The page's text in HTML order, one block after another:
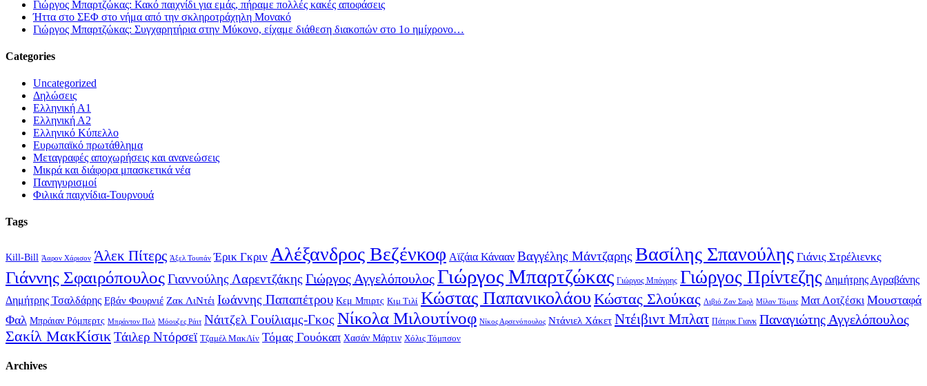
Γιώργος Μπαρτζώκας: Κακό παιχνίδι για εμάς, πήραμε πολλές κακές αποφάσεις
Ήττα στο ΣΕΦ στο νήμα από την σκληροτράχηλη Μονακό
Γιώργος Μπαρτζώκας: Συγχαρητήρια στην Μύκονο, είχαμε διάθεση διακοπών στο 1ο ημίχρονο…
Categories
Uncategorized
Δηλώσεις
Ελληνική Α1
Ελληνική Α2
Ελληνικό Κύπελλο
Ευρωπαϊκό πρωτάθλημα
Μεταγραφές αποχωρήσεις και ανανεώσεις
Μικρά και διάφορα μπασκετικά νέα
Πανηγυρισμοί
Φιλικά παιχνίδια-Τουρνουά
Tags
Kill-Bill Άαρον Χάρισον Άλεκ Πίτερς Άξελ Τουπάν Έρικ Γκριν Αλέξανδρος Βεζένκοφ Αϊζάια Κάνααν Βαγγέλης Μάντζαρης Βασίλης Σπανούλης Γιάνις Στρέλιενκς
Γιάννης ΣφαιρόπουλοςΓιαννούλης Λαρεντζάκης Γιώργος ΑγγελόπουλοςΓιώργος Μπαρτζώκας Γιώργος Μπόγρης Γιώργος Πρίντεζης Δημήτρης Αγραβάνης
Δημήτρης Τσαλδάρης Εβάν Φουρνιέ Ζακ ΛιΝτέι Ιωάννης Παπαπέτρου Κεμ Μπιρτς Κιμ Τιλί Κώστας Παπανικολάου Κώστας Σλούκας Λιβιό Ζαν Σαρλ Μίλαν Τόμιτς Ματ Λοτζέσκι Μουσταφά
Φαλ Μπράιαν Ρόμπερτς Μπράντον Πολ Μόουζες Ράιτ Νάιτζελ Γουίλιαμς-Γκος Νίκολα Μιλουτίνοφ Νίκος Αρσενόπουλος Ντάνιελ Χάκετ Ντέιβιντ Μπλατ Πάτρικ Γιανκ Παναγιώτης Αγγελόπουλος
Σακίλ ΜακΚίσικ Τάιλερ Ντόρσεϊ Τζαμέλ ΜακΛίν Τόμας Γουόκαπ Χασάν Μάρτιν Χόλις Τόμπσον
Archives